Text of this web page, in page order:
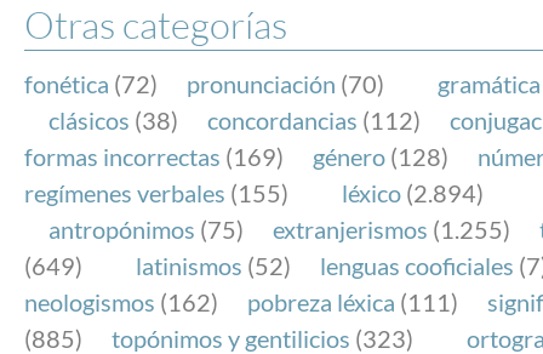
FundéuRAE es una fundación patrocinada por la
y la Real Academia Española, cuyo objetivo es
el buen uso del español en los medios de
Internet.
Otras categorías
fonética (72) pronunciación (70) gramática
clásicos (38) concordancias (112)
formas incorrectas (169) género (128)
regímenes verbales (155) léxico (2.894)
antropónimos (75) extranjerismos (1.255)
(649)
latinismos (52) lenguas cooficiales
neologismos (162) pobreza léxica (111)
(885)
topónimos y gentilicios (323)